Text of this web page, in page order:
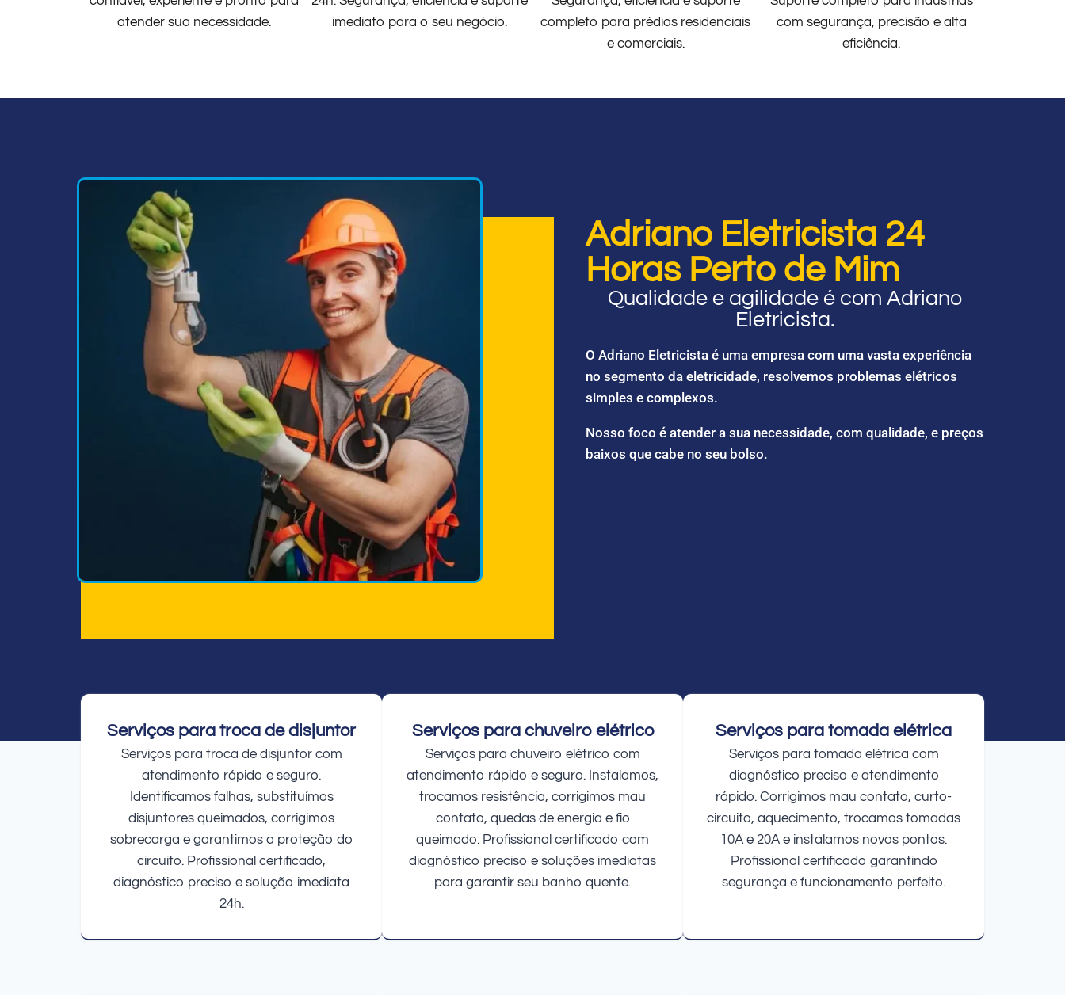
atender sua necessidade.
imediato para o seu negócio.
completo para prédios residenciais
e comerciais.
com segurança, precisão e alta
eficiência.
Adriano Eletricista 24
Horas Perto de Mim
Qualidade e agilidade é com Adriano
Eletricista.
O Adriano Eletricista é uma empresa com uma vasta experiência
no segmento da eletricidade, resolvemos problemas elétricos
simples e complexos.
Nosso foco é atender a sua necessidade, com qualidade, e preços
baixos que cabe no seu bolso.
Serviços para troca de disjuntor
Serviços para troca de disjuntor com
atendimento rápido e seguro.
Identificamos falhas, substituímos
disjuntores queimados, corrigimos
sobrecarga e garantimos a proteção do
circuito. Profissional certificado,
diagnóstico preciso e solução imediata
24h.
Serviços para chuveiro elétrico
Serviços para chuveiro elétrico com
atendimento rápido e seguro. Instalamos,
trocamos resistência, corrigimos mau
contato, quedas de energia e fio
queimado. Profissional certificado com
diagnóstico preciso e soluções imediatas
para garantir seu banho quente.
Serviços para tomada elétrica
Serviços para tomada elétrica com
diagnóstico preciso e atendimento
rápido. Corrigimos mau contato, curto-
circuito, aquecimento, trocamos tomadas
10A e 20A e instalamos novos pontos.
Profissional certificado garantindo
segurança e funcionamento perfeito.